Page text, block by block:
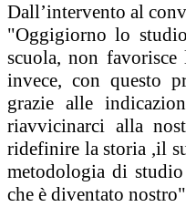
Dall’intervento al
"Oggigiorno lo
scuola, non
invece, con questo
grazie alle
riavvicinarci alla
ridefinire la storia ,il
metodologia di
che è diventato